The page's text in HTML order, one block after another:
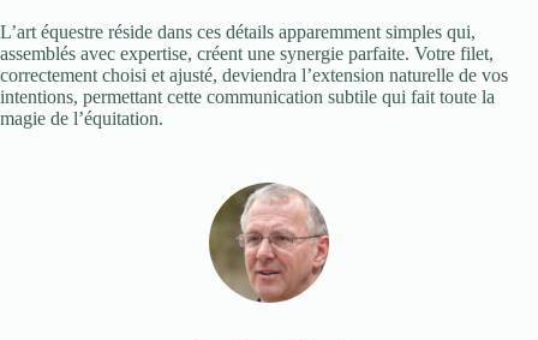
L’art équestre réside dans ces détails apparemment simples qui,
assemblés avec expertise, créent une synergie parfaite. Votre filet,
correctement choisi et ajusté, deviendra l’extension naturelle de vos
intentions, permettant cette communication subtile qui fait toute la
magie de l’équitation.